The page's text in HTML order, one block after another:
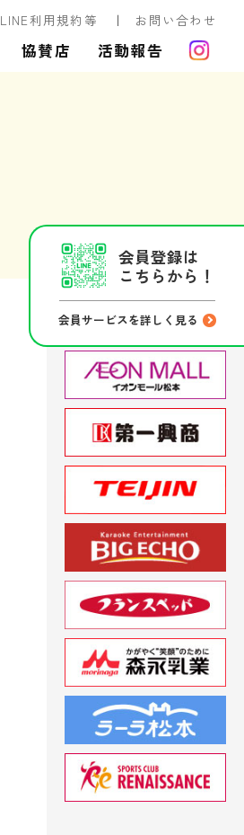
LINE利用規約等 お問い合わせ
協賛店 活動報告
会員登録は
こちらから！
会員サービスを詳しく見る